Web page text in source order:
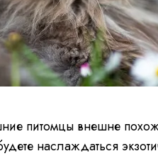
питомцы внешне
наслаждаться